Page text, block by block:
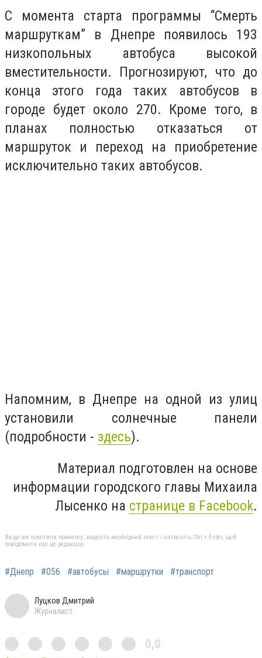
С момента старта программы “Смерть
маршруткам” в Днепре появилось 193
низкопольных автобуса высокой
вместительности. Прогнозируют, что до
конца этого года таких автобусов в
городе будет около 270. Кроме того, в
планах полностью отказаться от
маршруток и переход на приобретение
исключительно таких автобусов.
Напомним, в Днепре на одной из улиц
установили солнечные панели
(подробности - здесь).
Материал подготовлен на основе
информации городского главы Михаила
Лысенко на странице в Facebook.
Якщо ви помітили помилку, виділіть необхідний текст і натисніть Ctrl + Enter, щоб
повідомити про це редакцію
#Днепр #056 #автобусы #маршрутки #транспорт
Луцков Дмитрий
Журналист
0,0